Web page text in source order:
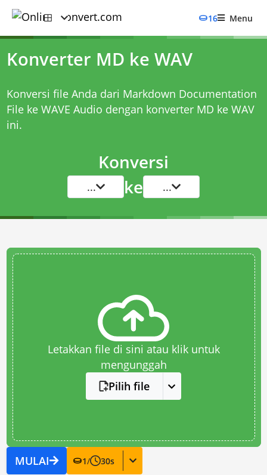
16 Menu
Konverter MD ke WAV
Konversi file Anda dari Markdown Documentation
File ke WAVE Audio dengan konverter MD ke WAV
ini.
Konversi
... ke ...
Letakkan file di sini atau klik untuk
mengunggah
Pilih file
MULAI 1/ 30s